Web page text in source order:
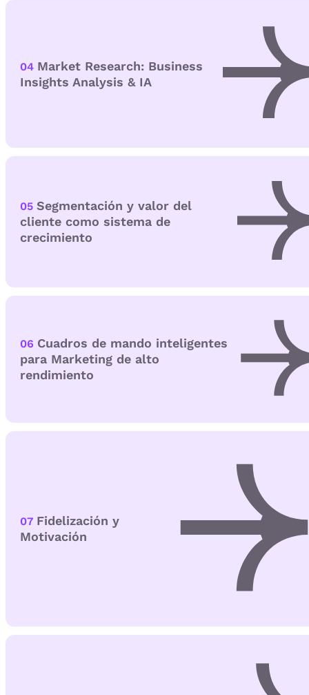
04 Market Research: Business
Insights Analysis & IA
05 Segmentación y valor del
cliente como sistema de
crecimiento
06 Cuadros de mando inteligentes
para Marketing de alto
rendimiento
07 Fidelización y
Motivación